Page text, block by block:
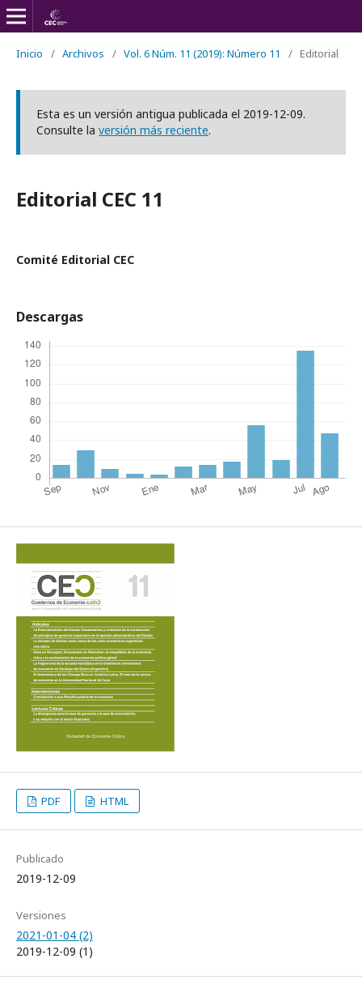
Inicio / Archivos / Vol. 6 Núm. 11 (2019): Número 11 / Editorial
Esta es un versión antigua publicada el 2019-12-09.
Consulte la versión más reciente.
Editorial CEC 11
Comité Editorial CEC
Descargas
PDF HTML
Publicado
2019-12-09
Versiones
2021-01-04 (2)
2019-12-09 (1)